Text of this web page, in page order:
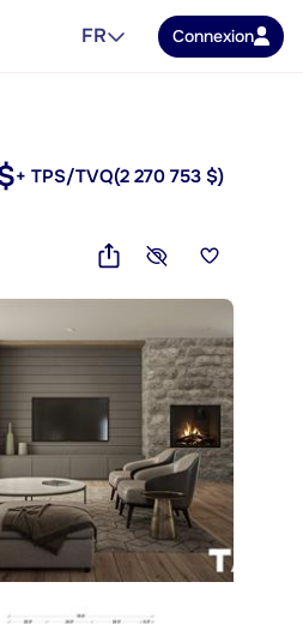
FR Connexion
+ TPS/TVQ(2 270 753 $)